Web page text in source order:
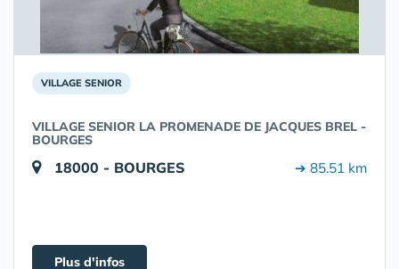
VILLAGE SENIOR
VILLAGE SENIOR LA PROMENADE DE JACQUES BREL -
BOURGES
18000 - BOURGES ➔ 85.51 km
Plus d'infos